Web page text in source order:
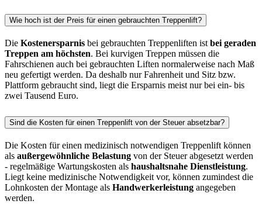
Wie hoch ist der Preis für einen gebrauchten Treppenlift?
Die Kostenersparnis bei gebrauchten Treppenliften ist bei geraden
Treppen am höchsten. Bei kurvigen Treppen müssen die
Fahrschienen auch bei gebrauchten Liften normalerweise nach Maß
neu gefertigt werden. Da deshalb nur Fahrenheit und Sitz bzw.
Plattform gebraucht sind, liegt die Ersparnis meist nur bei ein- bis
zwei Tausend Euro.
Sind die Kosten für einen Treppenlift von der Steuer absetzbar?
Die Kosten für einen medizinisch notwendigen Treppenlift können
als außergewöhnliche Belastung von der Steuer abgesetzt werden
- regelmäßige Wartungskosten als haushaltsnahe Dienstleistung.
Liegt keine medizinische Notwendigkeit vor, können zumindest die
Lohnkosten der Montage als Handwerkerleistung angegeben
werden.